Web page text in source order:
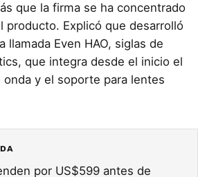
que la firma se ha concentrado
producto. Explicó que desarrolló
llamada Even HAO, siglas de
que integra desde el inicio el
onda y el soporte para lentes
por US$599 antes de